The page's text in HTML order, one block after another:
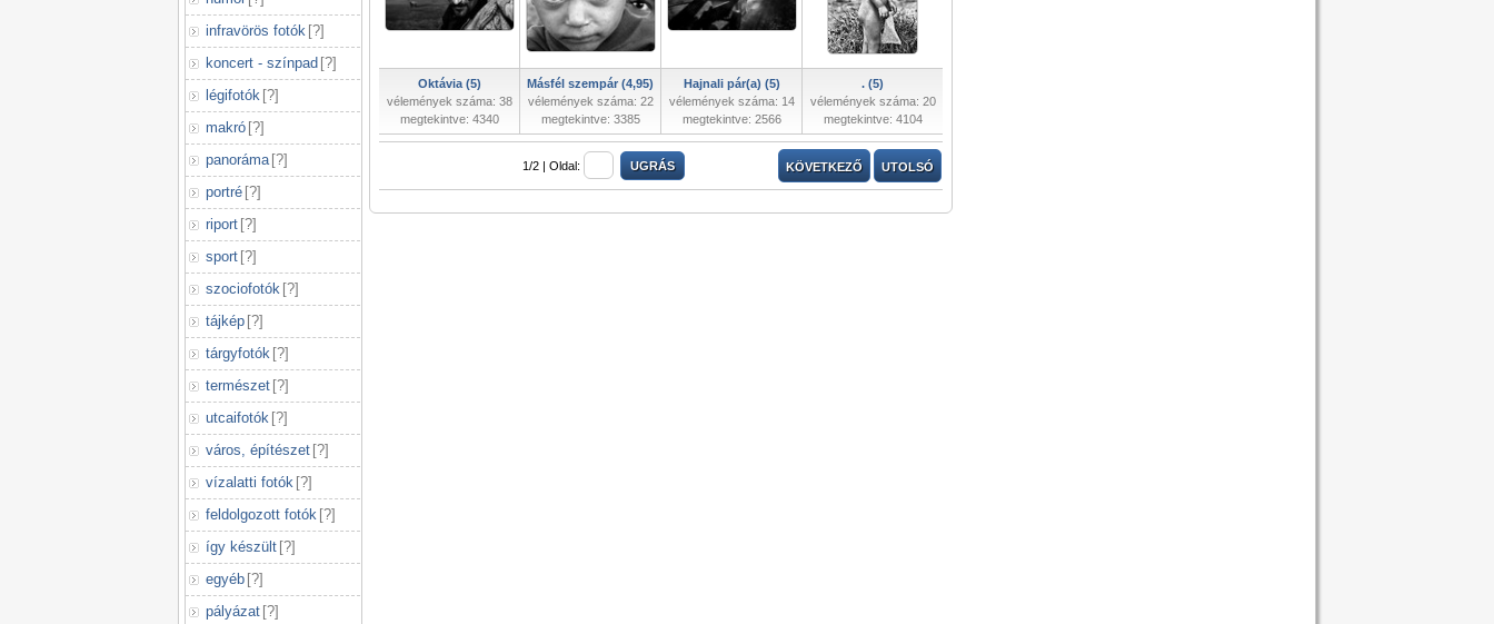
infravörös fotók [?]
koncert - színpad [?]
légifotók [?]
makró [?]
panoráma [?]
portré [?]
riport [?]
sport [?]
szociofotók [?]
tájkép [?]
tárgyfotók [?]
természet [?]
utcaifotók [?]
város, építészet [?]
vízalatti fotók [?]
feldolgozott fotók [?]
így készült [?]
egyéb [?]
pályázat [?]
Oktávia (5)
vélemények száma: 38
megtekintve: 4340
Másfél szempár (4,95)
vélemények száma: 22
megtekintve: 3385
Hajnali pár(a) (5)
vélemények száma: 14
megtekintve: 2566
. (5)
vélemények száma: 20
megtekintve: 4104
1/2 | Oldal: KÖVETKEZŐ UTOLSÓ